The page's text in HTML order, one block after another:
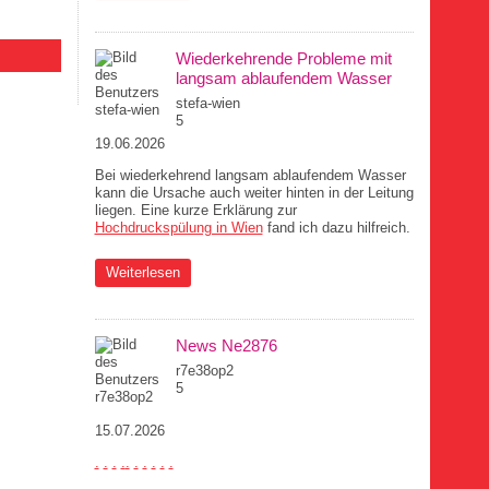
Wiederkehrende Probleme mit
langsam ablaufendem Wasser
stefa-wien
5
19.06.2026
Bei wiederkehrend langsam ablaufendem Wasser
kann die Ursache auch weiter hinten in der Leitung
liegen. Eine kurze Erklärung zur
Hochdruckspülung in Wienfand ich dazu hilfreich.
Weiterlesen
über Wiederkehrende Probleme mit langsam
ablaufendem Wasser
News Ne2876
r7e38op2
5
15.07.2026